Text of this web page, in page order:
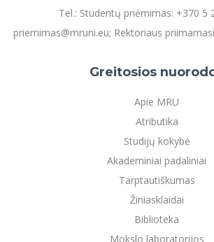
Tel.: Studentų priėmimas: +370 5
priemimas@mruni.eu; Rektoriaus
Greitosios
Apie MRU
Atributika
Studijų kokybė
Akademiniai padaliniai
Tarptautiškumas
Žiniasklaidai
Biblioteka
Mokslo laboratorijos